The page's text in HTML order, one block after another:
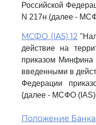
Российской
N 217н (далее -
МСФО (IAS) 12
действие на
приказом Минфина
введенными в
Федерации
(далее - МСФО (IAS)
Положение Банка